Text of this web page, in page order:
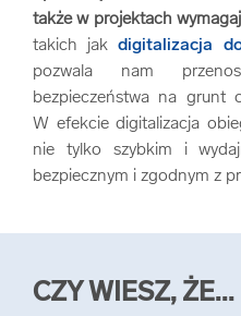
także w projektach
takich jakdigitalizacja
pozwala nam
bezpieczeństwa na grunt
W efekcie digitalizacja
nie tylko szybkim i
bezpiecznym i zgodnym z
CZY WIESZ, ŻE...